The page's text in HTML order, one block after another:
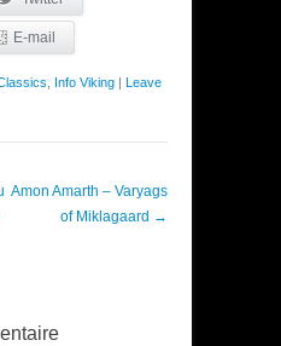
E-mail
Info Viking
Leave
Amon Amarth – Varyags
of Miklagaard →